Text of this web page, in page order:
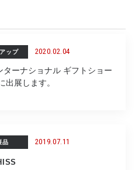
ップ 2020.02.04
ターナショナル ギフトショー
出展します。
品 2019.07.11